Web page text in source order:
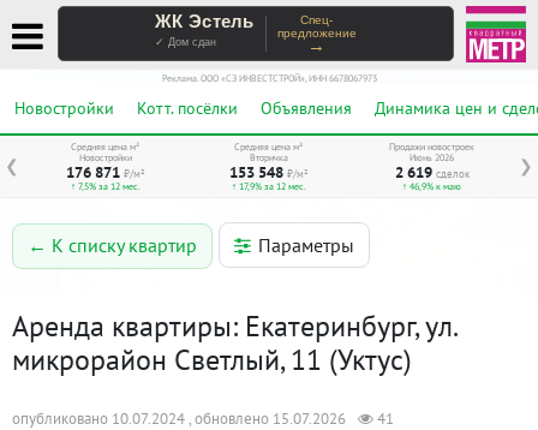
ЖК Эстель
✓ Дом сдан
Спец-
предложение
→
Реклама. ООО «СЗ ИНВЕСТСТРОЙ», ИНН 6678067973
Новостройки Котт. посёлки Объявления Динамика цен и
❮ ❯
Средняя цена м²
Новостройки
176 871 ₽/м²
↑ 7,5% за 12 мес.
Средняя цена м²
Вторичка
153 548 ₽/м²
↑ 17,9% за 12 мес.
Продажи новостроек
Июнь 2026
2 619 сделок
↑ 46,9% к маю
← К списку квартир Параметры
Аренда квартиры: Екатеринбург, ул.
микрорайон Светлый, 11 (Уктус)
опубликовано 10.07.2024 , обновлено 15.07.2026 41